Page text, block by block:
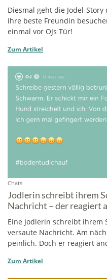
Diesmal geht die Jodel-
ihre beste Freundin
einmal vor OJs Tür!
Zum Artikel
Chats
Jodlerin schreibt ihrem
Nachricht – der reagiert
Eine Jodlerin schreibt ihrem
versaute Nachricht. Am
peinlich. Doch er reagiert
Zum Artikel